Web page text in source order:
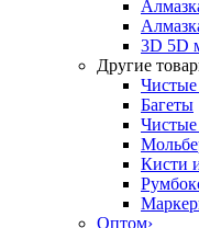
3D 5D
Другие
Багеты
Кисти
Оптом›